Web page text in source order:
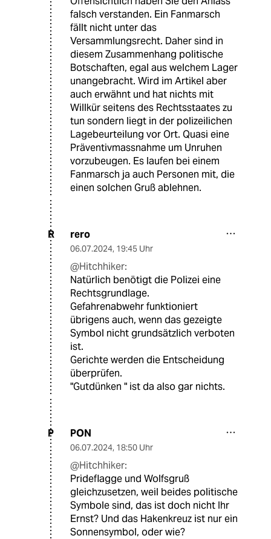
falsch verstanden. Ein Fanmarsch
fällt nicht unter das
Versammlungsrecht. Daher sind in
diesem Zusammenhang politische
Botschaften, egal aus welchem Lager
unangebracht. Wird im Artikel aber
auch erwähnt und hat nichts mit
Willkür seitens des Rechtsstaates zu
tun sondern liegt in der polizeilichen
Lagebeurteilung vor Ort. Quasi eine
Präventivmassnahme um Unruhen
vorzubeugen. Es laufen bei einem
Fanmarsch ja auch Personen mit, die
einen solchen Gruß ablehnen.
R rero
06.07.2024, 19:45 Uhr
@Hitchhiker:
Natürlich benötigt die Polizei eine
Rechtsgrundlage.
Gefahrenabwehr funktioniert
übrigens auch, wenn das gezeigte
Symbol nicht grundsätzlich verboten
ist.
Gerichte werden die Entscheidung
überprüfen.
"Gutdünken " ist da also gar nichts.
P PON
06.07.2024, 18:50 Uhr
@Hitchhiker:
Prideflagge und Wolfsgruß
gleichzusetzen, weil beides politische
Symbole sind, das ist doch nicht Ihr
Ernst? Und das Hakenkreuz ist nur ein
Sonnensymbol, oder wie?